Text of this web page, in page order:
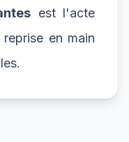
est l'acte
en main